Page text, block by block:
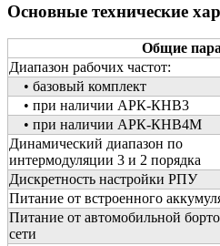
Основные технические
Общие
Диапазон рабочих частот:
• базовый комплект
• при наличии АРК-КНВ3
• при наличии АРК-КНВ4М
Динамический диапазон по
интермодуляции 3 и 2 порядка
Дискретность настройки РПУ
Питание от встроенного
Питание от автомобильной
сети